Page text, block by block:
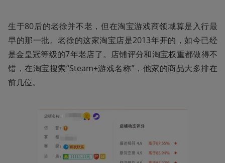
生于80后的老徐并不老，但在淘宝游戏商领域算是入行最
早的那一批。老徐的这家淘宝店是2013年开的，如今已经
是金皇冠等级的7年老店了。店铺评分和淘宝权重都做得不
错，在淘宝搜索“Steam+游戏名称”，他家的商品大多排在
前几位。